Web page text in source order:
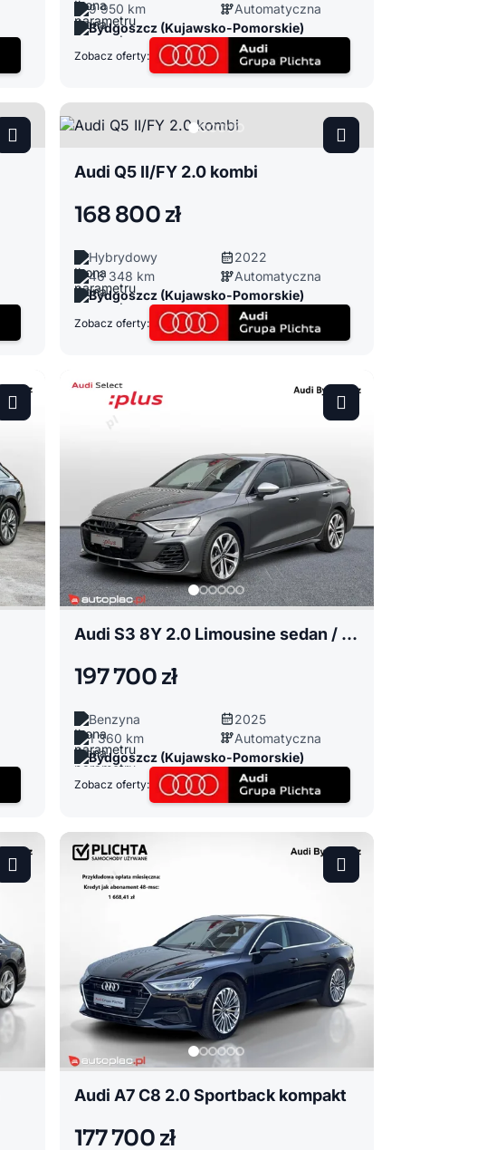
9 950 km
Automatyczna
Bydgoszcz (Kujawsko-Pomorskie)
Zobacz oferty:
Audi Q5 II/FY 2.0 kombi
168 800 zł
Hybrydowy
2022
46 348 km
Automatyczna
Bydgoszcz (Kujawsko-Pomorskie)
Zobacz oferty:
Audi S3 8Y 2.0 Limousine sedan / limuzyna
197 700 zł
Benzyna
2025
1 360 km
Automatyczna
Bydgoszcz (Kujawsko-Pomorskie)
Zobacz oferty:
Audi A7 C8 2.0 Sportback kompakt
177 700 zł